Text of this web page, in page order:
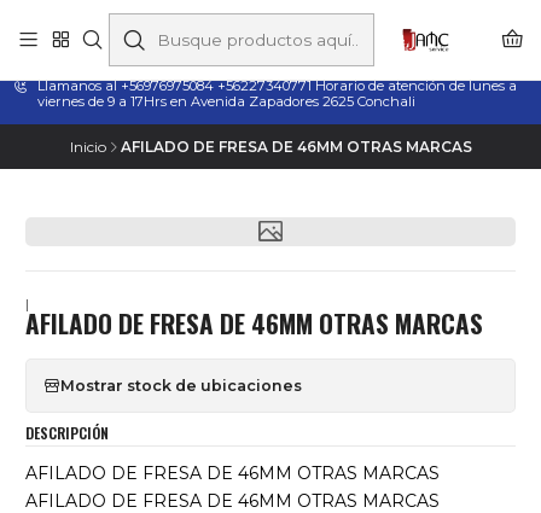
Taladros Magnéticos en Chile | Venta, Arriendo y Servicio
Técnico
Llamanos al +56976975084 +56227340771 Horario de atención de lunes a
viernes de 9 a 17Hrs en Avenida Zapadores 2625 Conchali
Inicio AFILADO DE FRESA DE 46MM OTRAS MARCAS
|
AFILADO DE FRESA DE 46MM OTRAS MARCAS
Mostrar stock de ubicaciones
DESCRIPCIÓN
AFILADO DE FRESA DE 46MM OTRAS MARCAS
AFILADO DE FRESA DE 46MM OTRAS MARCAS